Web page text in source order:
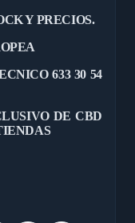
Y PRECIOS.
633 30 54
DE CBD